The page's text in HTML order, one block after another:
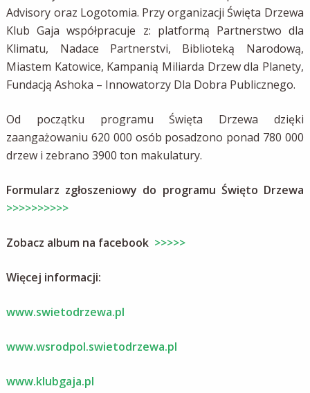
Advisory oraz Logotomia. Przy organizacji Święta Drzewa
Klub Gaja współpracuje z: platformą Partnerstwo dla
Klimatu, Nadace Partnerstvi, Biblioteką Narodową,
Miastem Katowice, Kampanią Miliarda Drzew dla Planety,
Fundacją Ashoka – Innowatorzy Dla Dobra Publicznego.
Od początku programu Święta Drzewa dzięki
zaangażowaniu 620 000 osób posadzono ponad 780 000
drzew i zebrano 3900 ton makulatury.
Formularz zgłoszeniowy do programu Święto Drzewa
>>>>>>>>>>
Zobacz album na facebook >>>>>
Więcej informacji:
www.swietodrzewa.pl
www.wsrodpol.swietodrzewa.pl
www.klubgaja.pl